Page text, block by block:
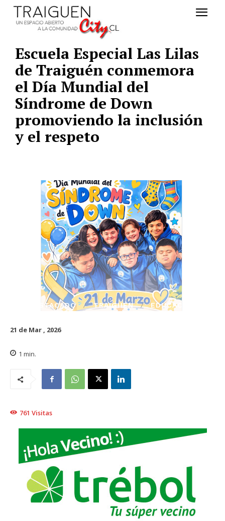
Escuela Especial Las Lilas
de Traiguén conmemora
el Día Mundial del
Síndrome de Down
promoviendo la inclusión
y el respeto
DESTACADO TRAIGUÉN EDUCACIÓN
21 de Mar , 2026
1 min.
761 Visitas